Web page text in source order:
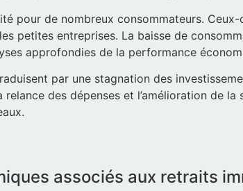
pour de nombreux consommateurs.
petites entreprises. La baisse de
approfondies de la performance
par une stagnation des
des dépenses et l’amélioration de
associés aux retraits